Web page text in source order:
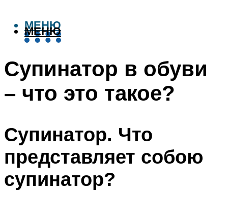
МЕНЮ
МЕНЮ
Супинатор в обуви
– что это такое?
Супинатор. Что
представляет собою
супинатор?